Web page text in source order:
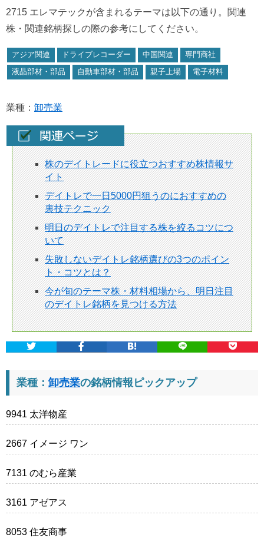
2715 エレマテックが含まれるテーマは以下の通り。関連
株・関連銘柄探しの際の参考にしてください。
アジア関連 ドライブレコーダー 中国関連
専門商社
液晶部材・部品
自動車部材・部品 親子上場 電子材料
業種： 卸売業
株のデイトレードに役立つおすすめ株情報サ
イト
デイトレで一日5000円狙うのにおすすめの
裏技テクニック
明日のデイトレで注目する株を絞るコツにつ
いて
失敗しないデイトレ銘柄選びの3つのポイン
ト・コツとは？
今が旬のテーマ株・材料相場から、明日注目
のデイトレ銘柄を見つける方法
業種： 卸売業の銘柄情報ピックアップ
9941 太洋物産
2667 イメージ ワン
7131 のむら産業
3161 アゼアス
8053 住友商事